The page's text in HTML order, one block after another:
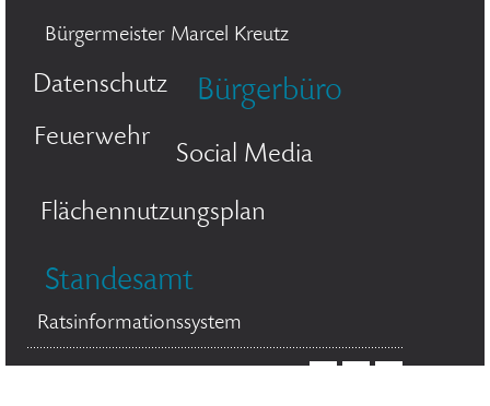
Bürgermeister Marcel Kreutz
Datenschutz Bürgerbüro
Feuerwehr
Social Media
Flächennutzungsplan
Standesamt
Ratsinformationssystem